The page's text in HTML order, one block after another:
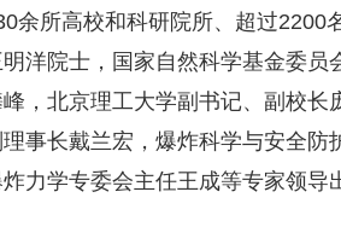
余所高校和科研院所、超过2200
洋院士，国家自然科学基金委
，北京理工大学副书记、副校
事长戴兰宏，爆炸科学与安全
力学专委会主任王成等专家领